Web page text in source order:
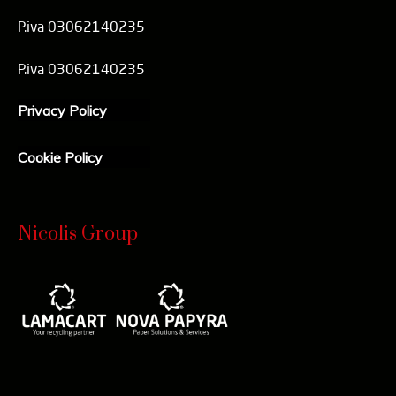
P.iva 03062140235
P.iva 03062140235
Privacy Policy
Cookie Policy
Nicolis Group